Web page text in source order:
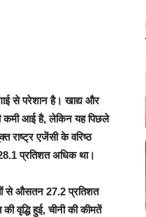
से परेशान है। खाद्य और
कमी आई है, लेकिन यह पिछले
राष्ट्र एजेंसी के वरिष्ठ
प्रतिशत अधिक था।
से औसतन 27.2 प्रतिशत
वृद्धि हुई, चीनी की कीमतें